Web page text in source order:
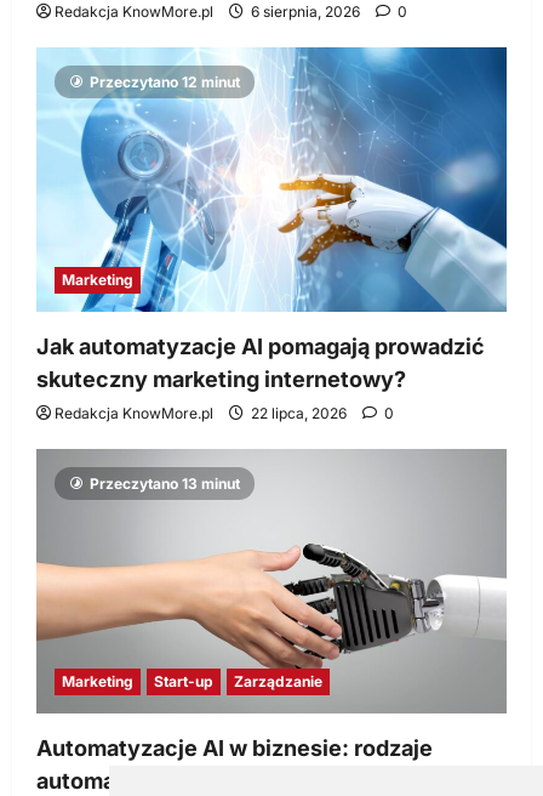
Redakcja KnowMore.pl 6 sierpnia, 2026 0
Przeczytano 12 minut
Marketing
Jak automatyzacje AI pomagają prowadzić
skuteczny marketing internetowy?
Redakcja KnowMore.pl 22 lipca, 2026 0
Przeczytano 13 minut
Marketing Start-up Zarządzanie
Automatyzacje AI w biznesie: rodzaje
automatyzacji i korzyści dla Twojej firmy